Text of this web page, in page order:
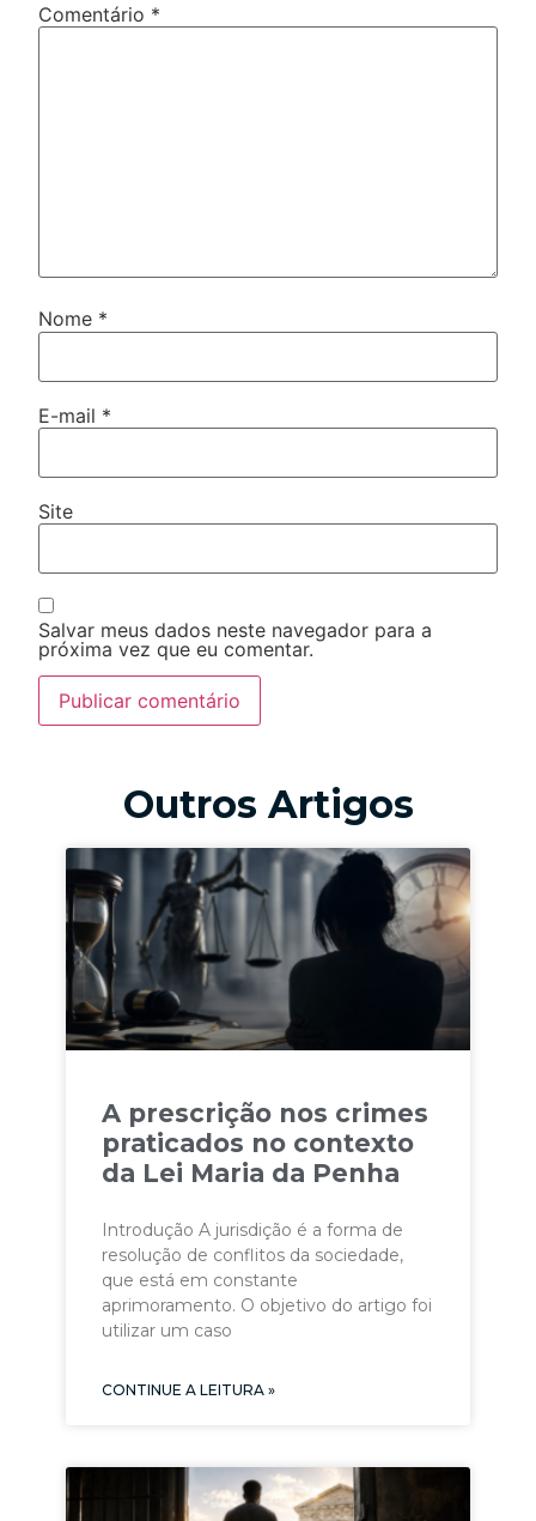
Comentário *
Nome *
E-mail *
Site
Salvar meus dados neste navegador para a
próxima vez que eu comentar.
Outros Artigos
A prescrição nos crimes
praticados no contexto
da Lei Maria da Penha
Introdução A jurisdição é a forma de
resolução de conflitos da sociedade,
que está em constante
aprimoramento. O objetivo do artigo foi
utilizar um caso
CONTINUE A LEITURA »